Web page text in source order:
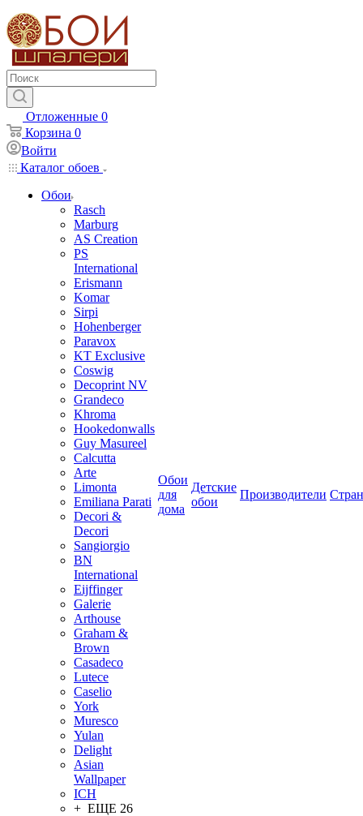
Отложенные 0
Корзина 0
Войти
Каталог обоев
Обои
Rasch
Marburg
AS Creation
PS
International
Erismann
Komar
Sirpi
Hohenberger
Paravox
KT Exclusive
Coswig
Decoprint NV
Grandeco
Khroma
Hookedonwalls
Guy Masureel
Calcutta
Arte
Limonta
Emiliana Parati
Decori &
Decori
Sangiorgio
BN
International
Eijffinger
Galerie
Arthouse
Graham &
Brown
Casadeco
Lutece
Caselio
York
Muresco
Yulan
Delight
Asian
Wallpaper
ICH
+ ЕЩЕ 26
Обои
для
дома
Детские
обои
Производители